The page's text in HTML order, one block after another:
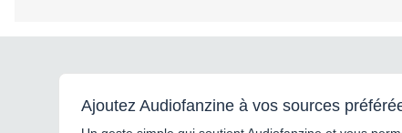
Ajoutez Audiofanzine à vos sources